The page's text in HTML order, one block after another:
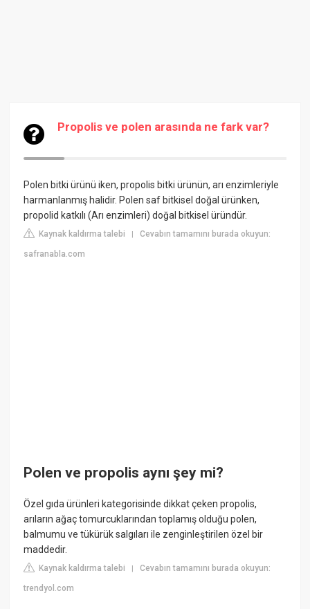
Propolis ve polen arasında ne fark var?
Polen bitki ürünü iken, propolis bitki ürünün, arı enzimleriyle
harmanlanmış halidir. Polen saf bitkisel doğal ürünken,
propolid katkılı (Arı enzimleri) doğal bitkisel üründür.
Kaynak kaldırma talebi |Cevabın tamamını burada okuyun:
safranabla.com
Polen ve propolis aynı şey mi?
Özel gıda ürünleri kategorisinde dikkat çeken propolis,
arıların ağaç tomurcuklarından toplamış olduğu polen,
balmumu ve tükürük salgıları ile zenginleştirilen özel bir
maddedir.
Kaynak kaldırma talebi |Cevabın tamamını burada okuyun:
trendyol.com